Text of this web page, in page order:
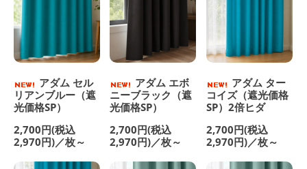
アダム セル
リアンブルー（遮
光価格SP）
2,700円(税込
2,970円)／枚～
アダム エボ
ニーブラック（遮
光価格SP）
2,700円(税込
2,970円)／枚～
アダム ター
コイズ（遮光価格
SP）2倍ヒダ
2,700円(税込
2,970円)／枚～